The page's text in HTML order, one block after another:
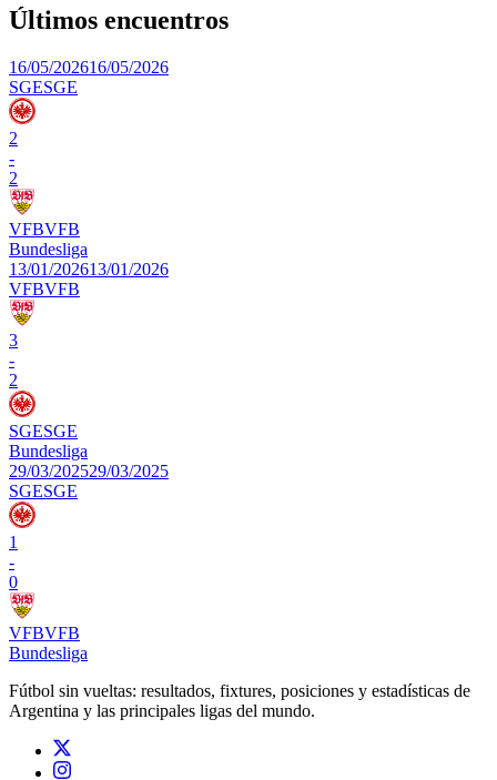
Últimos encuentros
16/05/202616/05/2026
SGESGE
2
-
2
VFBVFB
Bundesliga
13/01/202613/01/2026
VFBVFB
3
-
2
SGESGE
Bundesliga
29/03/202529/03/2025
SGESGE
1
-
0
VFBVFB
Bundesliga
Fútbol sin vueltas: resultados, fixtures, posiciones y estadísticas de
Argentina y las principales ligas del mundo.